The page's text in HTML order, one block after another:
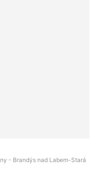
- Brandýs nad Labem-Stará